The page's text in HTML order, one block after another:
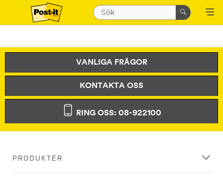
VANLIGA FRÅGOR
KONTAKTA OSS
RING OSS: 08-922100
PRODUKTER